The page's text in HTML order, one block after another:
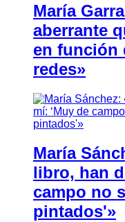
María
aberrante
en función
redes»
María
libro, han
campo no
pintados'»